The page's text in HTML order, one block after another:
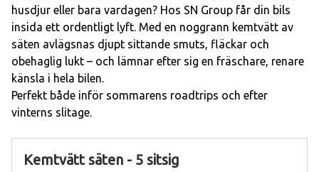
husdjur eller bara vardagen? Hos SN Group får din bils
insida ett ordentligt lyft. Med en noggrann kemtvätt av
säten avlägsnas djupt sittande smuts, fläckar och
obehaglig lukt – och lämnar efter sig en fräschare, renare
känsla i hela bilen.
Perfekt både inför sommarens roadtrips och efter
vinterns slitage.
Kemtvätt säten - 5 sitsig